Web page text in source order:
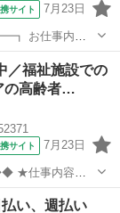
サイト 7月23日
準備をお願いします...
／福祉施設での
の高齢者…
サイト 7月23日
い、週払い